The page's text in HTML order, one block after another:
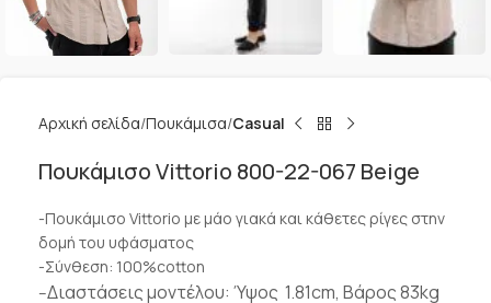
Αρχική σελίδα Πουκάμισα Casual
Πουκάμισο Vittorio 800-22-067 Beige
-Πουκάμισο Vittorio με μάο γιακά και κάθετες ρίγες στην
δομή του υφάσματος
-Σύνθεση: 100%cotton
–Διαστάσεις μοντέλου: Ύψος 1.81cm, Βάρος 83kg